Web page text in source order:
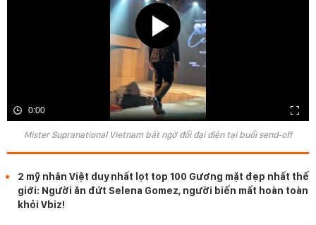
0:00
Mister Supranational Vietnam bất ngờ đổi đại diện tại buổi send-off
2 mỹ nhân Việt duy nhất lọt top 100 Gương mặt đẹp nhất thế
giới: Người ăn đứt Selena Gomez, người biến mất hoàn toàn
khỏi Vbiz!